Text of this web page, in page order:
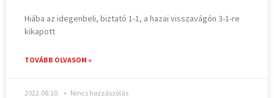
Hiába az idegenbeli, biztató 1-1, a hazai visszavágón 3-1-re
kikapott
TOVÁBB OLVASOM »
2022.08.10. Nincs hozzászólás